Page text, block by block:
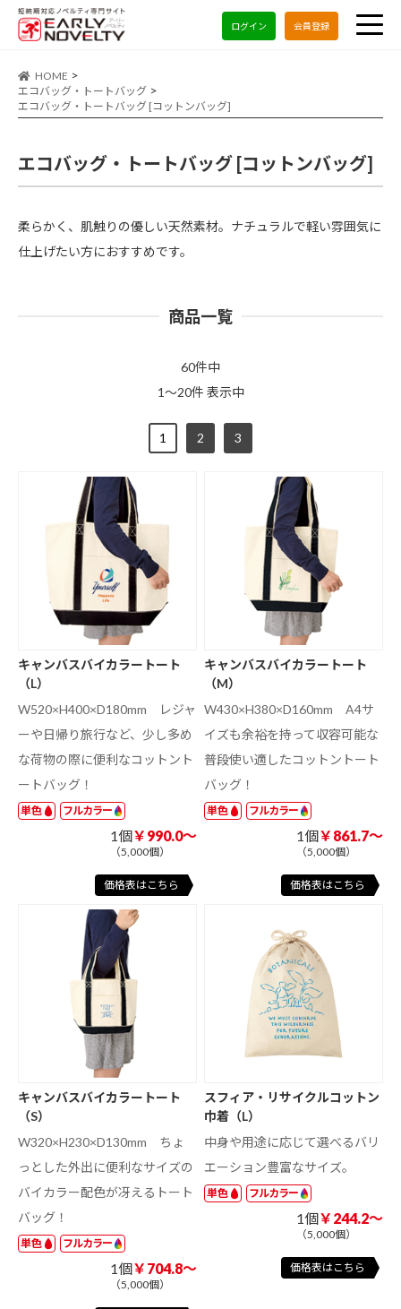
ログイン 会員登録
HOME
エコバッグ・トートバッグ
エコバッグ・トートバッグ [コットンバッグ]
エコバッグ・トートバッグ [コットンバッグ]
柔らかく、肌触りの優しい天然素材。ナチュラルで軽い雰囲気に
仕上げたい方におすすめです。
商品一覧
60件中
1～20件 表示中
1 2 3
キャンバスバイカラートート
（L）
W520×H400×D180mm レジャ
ーや日帰り旅行など、少し多め
な荷物の際に便利なコットント
ートバッグ！
単色 フルカラー
1個￥990.0～
（5,000個）
価格表はこちら
キャンバスバイカラートート
（M）
W430×H380×D160mm A4サ
イズも余裕を持って収容可能な
普段使い適したコットントート
バッグ！
単色 フルカラー
1個￥861.7～
（5,000個）
価格表はこちら
キャンバスバイカラートート
（S）
W320×H230×D130mm ちょ
っとした外出に便利なサイズの
バイカラー配色が冴えるトート
バッグ！
単色 フルカラー
1個￥704.8～
（5,000個）
スフィア・リサイクルコットン
巾着（L）
中身や用途に応じて選べるバリ
エーション豊富なサイズ。
単色 フルカラー
1個￥244.2～
（5,000個）
価格表はこちら